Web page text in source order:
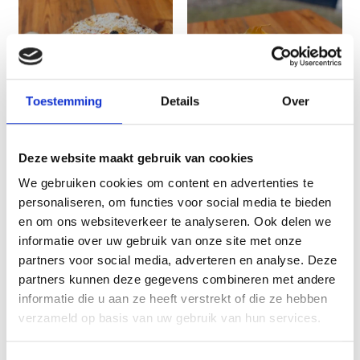
Toestemming Details Over
Deze website maakt gebruik van cookies
We gebruiken cookies om content en advertenties te
personaliseren, om functies voor social media te bieden
en om ons websiteverkeer te analyseren. Ook delen we
informatie over uw gebruik van onze site met onze
partners voor social media, adverteren en analyse. Deze
partners kunnen deze gegevens combineren met andere
informatie die u aan ze heeft verstrekt of die ze hebben
verzameld op basis van uw gebruik van hun services.
€ 29,95 € 28,95